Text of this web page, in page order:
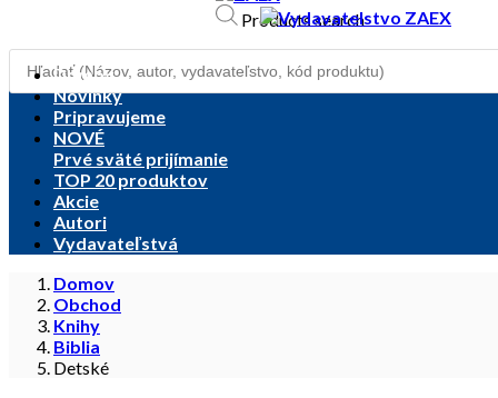
Products search
Domov
Novinky
Pripravujeme
NOVÉ
Prvé sväté prijímanie
TOP 20 produktov
Akcie
Autori
Vydavateľstvá
Domov
Obchod
Knihy
Biblia
Detské